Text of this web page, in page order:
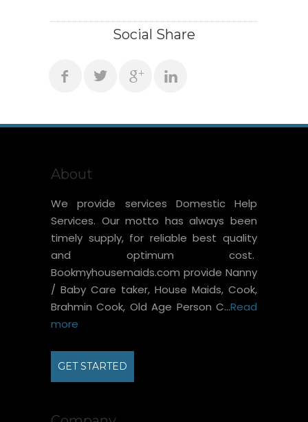
Social Share
About
We provide services Domestic Help
Services. Our motto has always been
timely supply, for reliable best quality
and optimum cost.
Bookmyhousemaids.com provide Nanny
/ Baby Care taker, House Maids, Cook,
Brahmin Cook, Old Age Person C...Read
more
GET STARTED